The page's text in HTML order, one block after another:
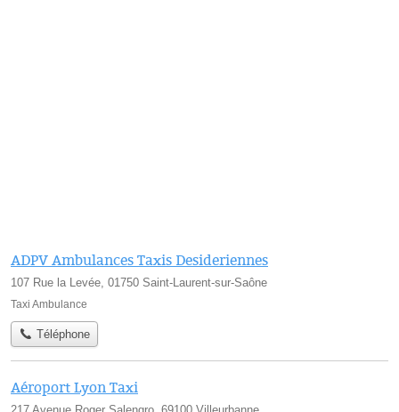
ADPV Ambulances Taxis Desideriennes
107 Rue la Levée, 01750 Saint-Laurent-sur-Saône
Taxi Ambulance
Téléphone
Aéroport Lyon Taxi